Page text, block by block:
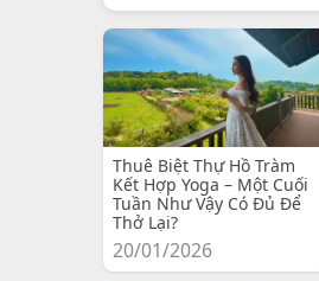
Thuê Biệt Thự Hồ Tràm
Kết Hợp Yoga – Một Cuối
Tuần Như Vậy Có Đủ Để
Thở Lại?
20/01/2026